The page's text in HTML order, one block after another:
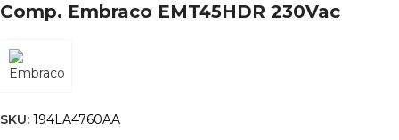
Comp. Embraco EMT45HDR 230Vac
SKU: 194LA4760AA